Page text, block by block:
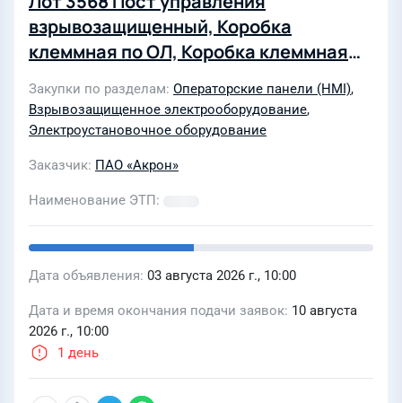
взрывозащищенный, Коробка
клеммная по ОЛ, Коробка клеммная
Закупки по разделам Операторские панели (HMI),
Взрывозащищенное электрооборудование,
Электроустановочное оборудование
Заказчик ПАО «Акрон»
Наименование ЭТП
Дата объявления 03 августа 2026 г., 10:00
Дата и время окончания подачи заявок 10 августа
2026 г., 10:00
1 день